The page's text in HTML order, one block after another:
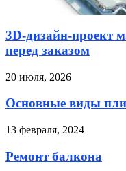
3D-дизайн-проект
перед заказом
20 июля, 2026
Основные виды
13 февраля, 2024
Ремонт балкона